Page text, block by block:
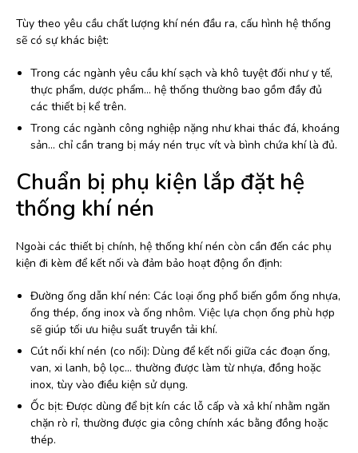
Tùy theo yêu cầu chất lượng khí nén đầu ra, cấu hình hệ thống
sẽ có sự khác biệt:
Trong các ngành yêu cầu khí sạch và khô tuyệt đối như y tế,
thực phẩm, dược phẩm… hệ thống thường bao gồm đầy đủ
các thiết bị kể trên.
Trong các ngành công nghiệp nặng như khai thác đá, khoáng
sản… chỉ cần trang bị máy nén trục vít và bình chứa khí là đủ.
Chuẩn bị phụ kiện lắp đặt hệ
thống khí nén
Ngoài các thiết bị chính, hệ thống khí nén còn cần đến các phụ
kiện đi kèm để kết nối và đảm bảo hoạt động ổn định:
Đường ống dẫn khí nén: Các loại ống phổ biến gồm ống nhựa,
ống thép, ống inox và ống nhôm. Việc lựa chọn ống phù hợp
sẽ giúp tối ưu hiệu suất truyền tải khí.
Cút nối khí nén (co nối): Dùng để kết nối giữa các đoạn ống,
van, xi lanh, bộ lọc… thường được làm từ nhựa, đồng hoặc
inox, tùy vào điều kiện sử dụng.
Ốc bịt: Được dùng để bịt kín các lỗ cấp và xả khí nhằm ngăn
chặn rò rỉ, thường được gia công chính xác bằng đồng hoặc
thép.